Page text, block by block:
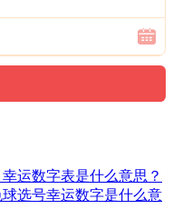
运数字表是什么意思？
选号幸运数字是什么意